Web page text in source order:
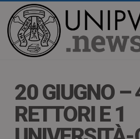
20 GIUGNO –
RETTORI E 1